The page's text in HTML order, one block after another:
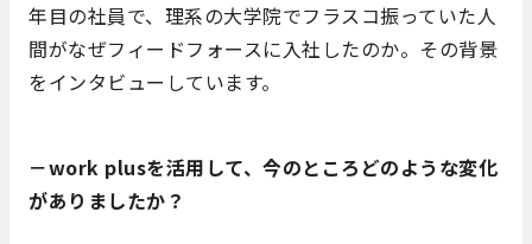
年目の社員で、理系の大学院でフラスコ振っていた人
間がなぜフィードフォースに入社したのか。その背景
をインタビューしています。
－work plusを活用して、今のところどのような変化
がありましたか？